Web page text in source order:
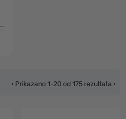
• Prikazano 1-20 od 175 rezultata •